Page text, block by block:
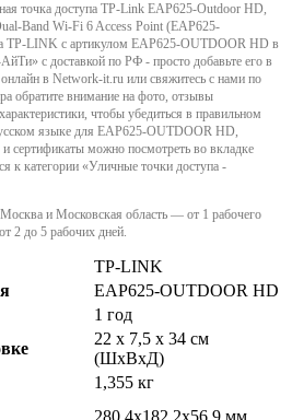
точка доступа TP-Link EAP625-Outdoor HD,
Band Wi-Fi 6 Access Point (EAP625-
TP-LINK с артикулом EAP625-OUTDOOR HD в
с доставкой по РФ - просто добавьте его в
в Network-it.ru или свяжитесь с нами по
обратите внимание на фото, отзывы
чтобы убедиться в правильном
языке для EAP625-OUTDOOR HD,
и сертификаты можно посмотреть во вкладке
к категории «Уличные точки доступа -
и Московская область — от 1 рабочего
2 до 5 рабочих дней.
TP-LINK
EAP625-OUTDOOR HD
1 год
22 x 7,5 x 34 см
(ШхВхД)
1,355 кг